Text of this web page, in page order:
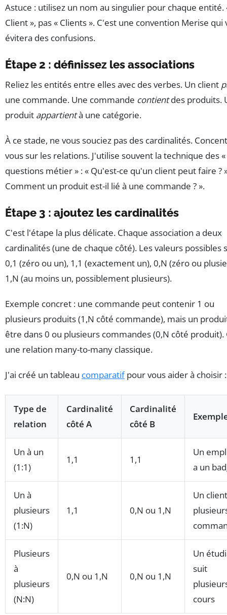
Astuce : utilisez un nom au singulier pour chaque entité.
Client », pas « Clients ». C'est une convention Merise qui
évitera des confusions.
Étape 2 : définissez les associations
Reliez les entités entre elles avec des verbes. Un client
une commande. Une commande contientdes produits.
produit appartientà une catégorie.
À ce stade, ne vous souciez pas des cardinalités.
vous sur les relations. J'utilise souvent la technique des «
questions métier » : « Qu'est-ce qu'un client peut faire ?
Comment un produit est-il lié à une commande ? ».
Étape 3 : ajoutez les cardinalités
C'est l'étape la plus délicate. Chaque association a deux
cardinalités (une de chaque côté). Les valeurs possibles
0,1 (zéro ou un), 1,1 (exactement un), 0,N (zéro ou
1,N (au moins un, possiblement plusieurs).
Exemple concret : une commande peut contenir 1 ou
plusieurs produits (1,N côté commande), mais un
être dans 0 ou plusieurs commandes (0,N côté produit).
une relation many-to-many classique.
J'ai créé un tableau comparatifpour vous aider à choisir :
Type de
relation
Cardinalité
côté A
Cardinalité
côté B
Un à un
(1:1)
1,1 1,1
Un
a un
Un à
plusieurs
(1:N)
1,1 0,N ou 1,N
Un
Plusieurs
à
plusieurs
(N:N)
0,N ou 1,N 0,N ou 1,N
Un
suit
cours